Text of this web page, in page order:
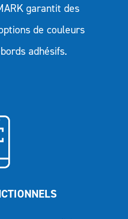
garantit des
de couleurs
adhésifs.